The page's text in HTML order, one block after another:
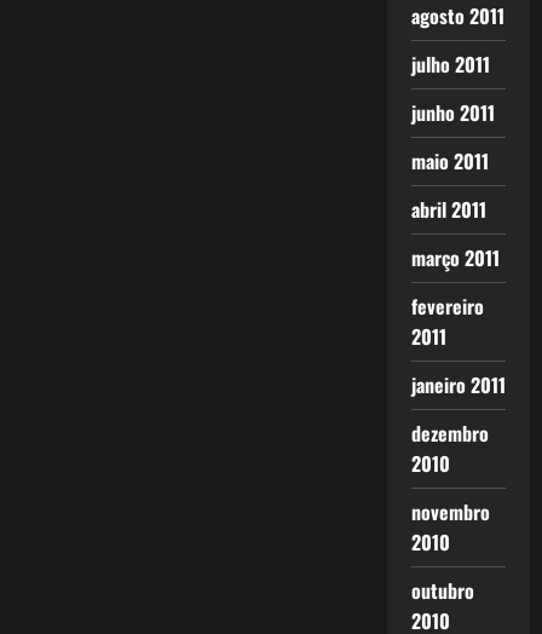
agosto 2011
julho 2011
junho 2011
maio 2011
abril 2011
março 2011
fevereiro
2011
janeiro 2011
dezembro
2010
novembro
2010
outubro
2010